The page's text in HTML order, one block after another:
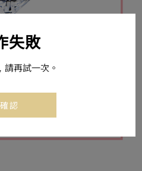
失敗
請再試一次。
確認